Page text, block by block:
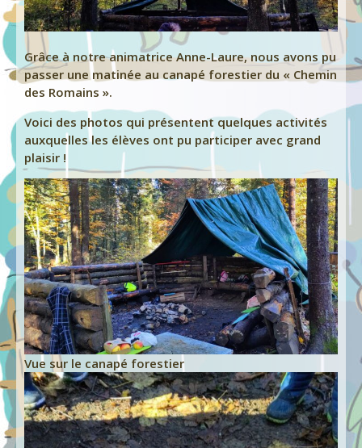
Grâce à notre animatrice Anne-Laure, nous avons pu
passer une matinée au canapé forestier du « Chemin
des Romains ».
Voici des photos qui présentent quelques activités
auxquelles les élèves ont pu participer avec grand
plaisir !
Vue sur le canapé forestier